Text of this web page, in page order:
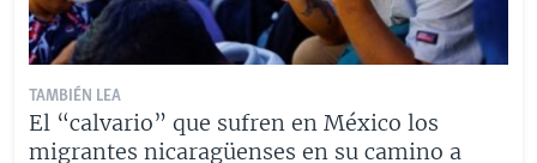
TAMBIÉN LEA
El “calvario” que sufren en México los
migrantes nicaragüenses en su camino a